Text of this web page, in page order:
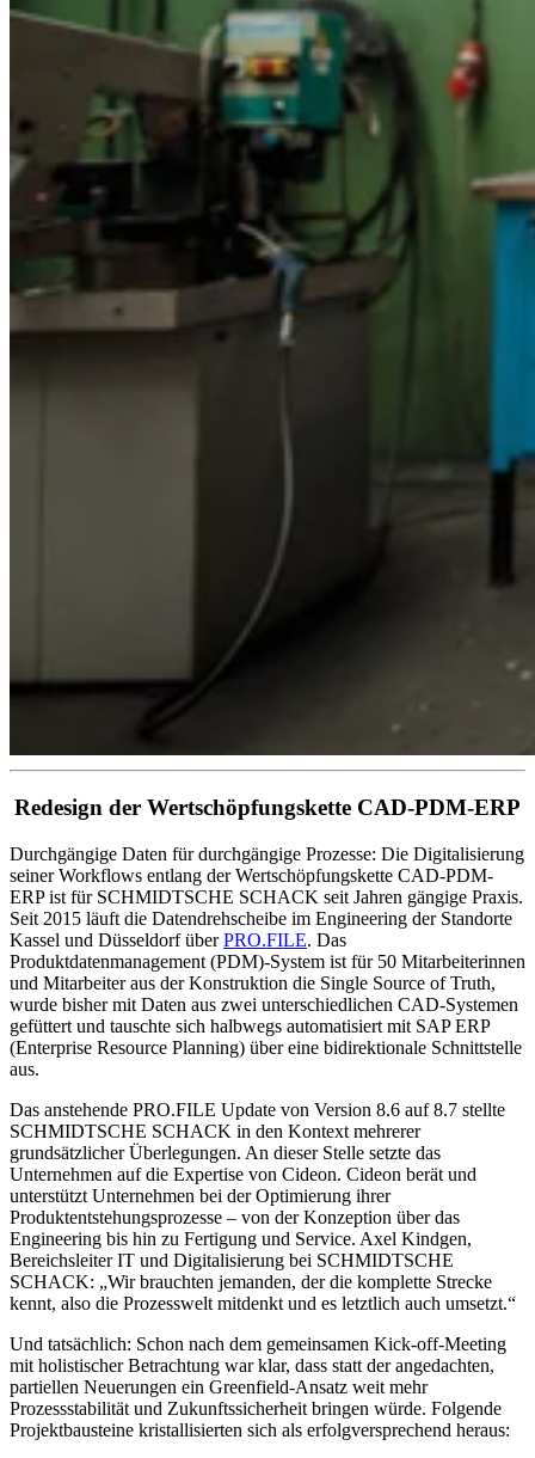
Redesign der Wertschöpfungskette CAD-PDM-ERP
Durchgängige Daten für durchgängige Prozesse: Die Digitalisierung
seiner Workflows entlang der Wertschöpfungskette CAD-PDM-
ERP ist für SCHMIDTSCHE SCHACK seit Jahren gängige Praxis.
Seit 2015 läuft die Datendrehscheibe im Engineering der Standorte
Kassel und Düsseldorf überPRO.FILE. Das
Produktdatenmanagement (PDM)-System ist für 50 Mitarbeiterinnen
und Mitarbeiter aus der Konstruktion die Single Source of Truth,
wurde bisher mit Daten aus zwei unterschiedlichen CAD-Systemen
gefüttert und tauschte sich halbwegs automatisiert mit SAP ERP
(Enterprise Resource Planning) über eine bidirektionale Schnittstelle
aus.
Das anstehende PRO.FILE Update von Version 8.6 auf 8.7 stellte
SCHMIDTSCHE SCHACK in den Kontext mehrerer
grundsätzlicher Überlegungen. An dieser Stelle setzte das
Unternehmen auf die Expertise von Cideon. Cideon berät und
unterstützt Unternehmen bei der Optimierung ihrer
Produktentstehungsprozesse – von der Konzeption über das
Engineering bis hin zu Fertigung und Service. Axel Kindgen,
Bereichsleiter IT und Digitalisierung bei SCHMIDTSCHE
SCHACK: „Wir brauchten jemanden, der die komplette Strecke
kennt, also die Prozesswelt mitdenkt und es letztlich auch umsetzt.“
Und tatsächlich: Schon nach dem gemeinsamen Kick-off-Meeting
mit holistischer Betrachtung war klar, dass statt der angedachten,
partiellen Neuerungen ein Greenfield-Ansatz weit mehr
Prozessstabilität und Zukunftssicherheit bringen würde. Folgende
Projektbausteine kristallisierten sich als erfolgversprechend heraus: